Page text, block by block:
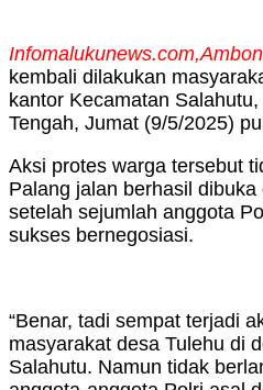
kembali dilakukan
kantor Kecamatan
Tengah, Jumat (9/5/2025)
Aksi protes warga tersebut
Palang jalan berhasil
setelah sejumlah anggota
sukses bernegosiasi.
“Benar, tadi sempat terjadi
masyarakat desa Tulehu di
Salahutu. Namun tidak